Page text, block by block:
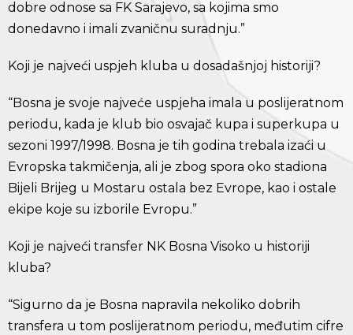
dobre odnose sa FK Sarajevo, sa kojima smo
donedavno i imali zvaničnu suradnju.”
Koji je najveći uspjeh kluba u dosadašnjoj historiji?
“Bosna je svoje najveće uspjeha imala u poslijeratnom
periodu, kada je klub bio osvajač kupa i superkupa u
sezoni 1997/1998. Bosna je tih godina trebala izaći u
Evropska takmičenja, ali je zbog spora oko stadiona
Bijeli Brijeg u Mostaru ostala bez Evrope, kao i ostale
ekipe koje su izborile Evropu.”
Koji je najveći transfer NK Bosna Visoko u historiji
kluba?
“Sigurno da je Bosna napravila nekoliko dobrih
transfera u tom poslijeratnom periodu, međutim cifre